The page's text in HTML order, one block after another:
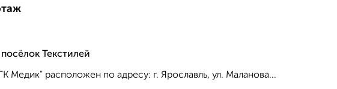
Текстилей
Медик" расположен по адресу: г. Ярославль, ул. Маланова...